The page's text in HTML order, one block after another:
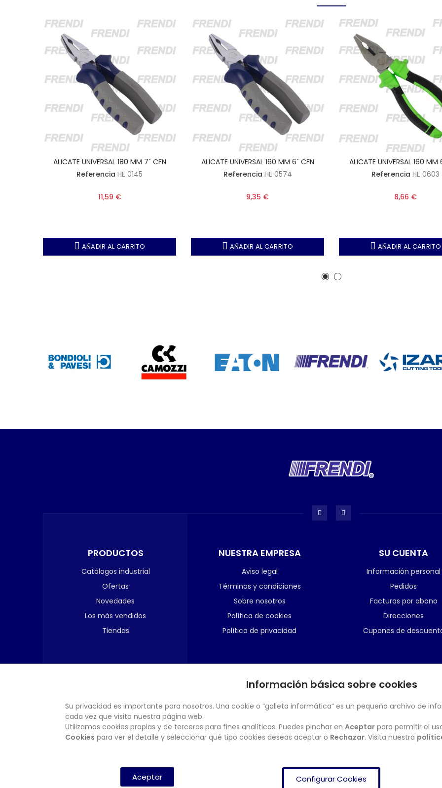
ALICATE UNIVERSAL 180 MM 7´ CFN
Referencia HE 0145
11,59 €
AÑADIR AL CARRITO
ALICATE UNIVERSAL 160 MM 6´ CFN
Referencia HE 0574
9,35 €
AÑADIR AL CARRITO
ALICATE UNIVERSAL 160 MM
Referencia HE 0603
8,66 €
AÑADIR AL CARRITO
PRODUCTOS
Catálogos industrial
Ofertas
Novedades
Los más vendidos
Tiendas
NUESTRA EMPRESA
Aviso legal
Términos y condiciones
Sobre nosotros
Política de cookies
Política de privacidad
SU CUENTA
Información personal
Pedidos
Facturas por abono
Direcciones
Cupones de
BOLETÍN
Información básica sobre cookies
Su privacidad es importante para nosotros. Una cookie o “galleta informática” es un pequeño archivo de
cada vez que visita nuestra página web.
Utilizamos cookies propias y de terceros para fines analíticos. Puedes pinchar en Aceptar para permitir el
Cookies para ver el detalle y seleccionar qué tipo cookies deseas aceptar o Rechazar. Visita nuestra
Aceptar Configurar Cookies